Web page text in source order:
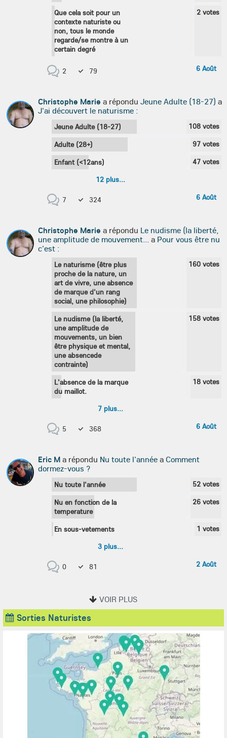
Que cela soit pour un
contexte naturiste ou
non, tous le monde
regarde/se montre à un
certain degré
2 votes
6 Août
2 79
Christophe Marie a répondu Jeune Adulte (18-27) a
J'ai découvert le naturisme :
Jeune Adulte (18-27) 108 votes
Adulte (28+)
97 votes
Enfant (<12ans)
47 votes
12 plus...
6 Août
7 324
Christophe Marie a répondu Le nudisme (la liberté,
une amplitude de mouvement... a Pour vous être nu
c'est :
Le naturisme (être plus
proche de la nature, un
art de vivre, une absence
de marque d'un rang
social, une philosophie)
160 votes
Le nudisme (la liberté,
une amplitude de
mouvements, un bien
être physique et mental,
une absencede
contrainte)
158 votes
L'absence de la marque
du maillot.
18 votes
7 plus...
6 Août
5 368
Eric M a répondu Nu toute l'année a Comment
dormez-vous ?
Nu toute l'année 52 votes
Nu en fonction de la
temperature
26 votes
En sous-vetements 1 votes
3 plus...
2 Août
0 81
Sorties Naturistes